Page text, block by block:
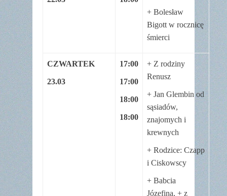
+ Bolesław
Bigott w rocznicę
śmierci
CZWARTEK
23.03
17:00
17:00
18:00
18:00
+ Z rodziny
Renusz
+ Jan Glembin od
sąsiadów,
znajomych i
krewnych
+ Rodzice: Czapp
i Ciskowscy
+ Babcia
Józefina, + z